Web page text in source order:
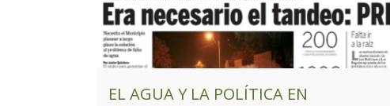
EL AGUA Y LA POLÍTICA EN